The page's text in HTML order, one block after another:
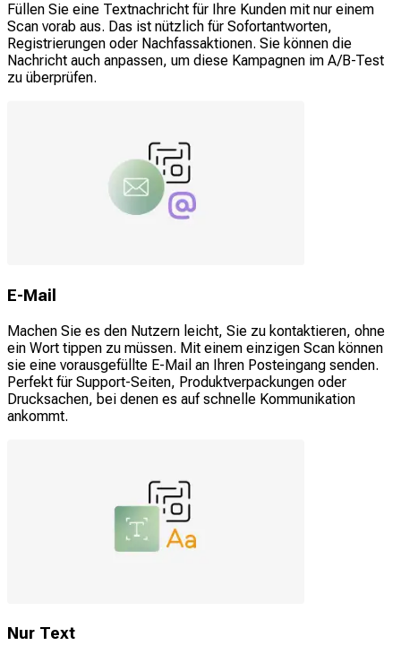
Füllen Sie eine Textnachricht für Ihre Kunden mit nur einem
Scan vorab aus. Das ist nützlich für Sofortantworten,
Registrierungen oder Nachfassaktionen. Sie können die
Nachricht auch anpassen, um diese Kampagnen im A/B-Test
zu überprüfen.
E-Mail
Machen Sie es den Nutzern leicht, Sie zu kontaktieren, ohne
ein Wort tippen zu müssen. Mit einem einzigen Scan können
sie eine vorausgefüllte E-Mail an Ihren Posteingang senden.
Perfekt für Support-Seiten, Produktverpackungen oder
Drucksachen, bei denen es auf schnelle Kommunikation
ankommt.
Nur Text